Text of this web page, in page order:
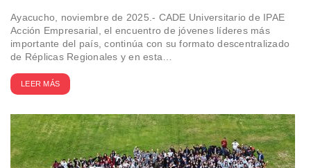
Ayacucho, noviembre de 2025.- CADE Universitario de IPAE
Acción Empresarial, el encuentro de jóvenes líderes más
importante del país, continúa con su formato descentralizado
de Réplicas Regionales y en esta…
LEER MÁS